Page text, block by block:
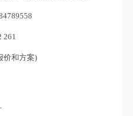
261
价和方案)